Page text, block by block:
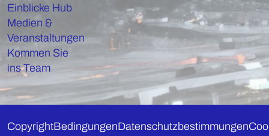
Einblicke Hub
Medien &
Veranstaltungen
Kommen Sie
ins Team
CopyrightBedingungenDatenschutzbestimmungen